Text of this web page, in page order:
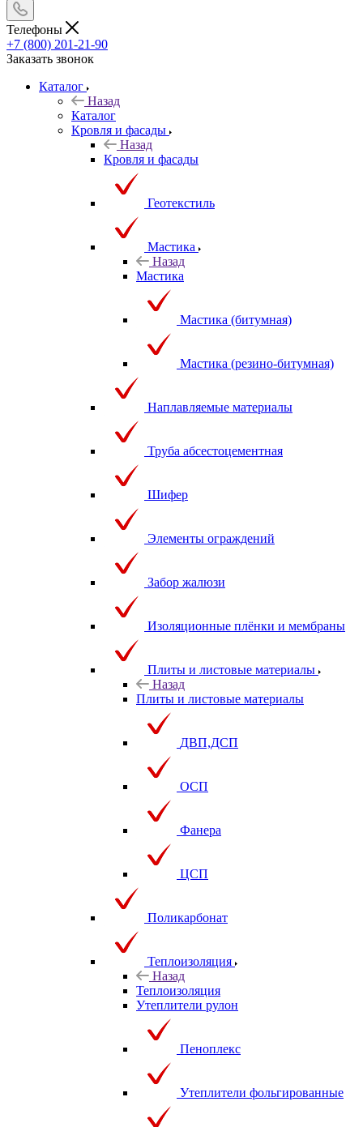
Телефоны
+7 (800) 201-21-90
Заказать звонок
Каталог
Назад
Каталог
Кровля и фасады
Назад
Кровля и фасады
Геотекстиль
Мастика
Назад
Мастика
Мастика (битумная)
Мастика (резино-битумная)
Наплавляемые материалы
Труба абсестоцементная
Шифер
Элементы ограждений
Забор жалюзи
Изоляционные плёнки и мембраны
Плиты и листовые материалы
Назад
Плиты и листовые материалы
ДВП,ДСП
ОСП
Фанера
ЦСП
Поликарбонат
Теплоизоляция
Назад
Теплоизоляция
Утеплители рулон
Пеноплекс
Утеплители фольгированные